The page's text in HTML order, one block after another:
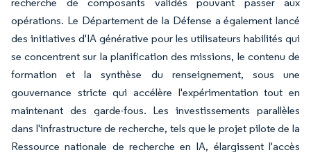
opérations. Le Département de la Défense a également lancé
des initiatives d'IA générative pour les utilisateurs habilités qui
se concentrent sur la planification des missions, le contenu de
formation et la synthèse du renseignement, sous une
gouvernance stricte qui accélère l'expérimentation tout en
maintenant des garde-fous. Les investissements parallèles
dans l'infrastructure de recherche, tels que le projet pilote de la
Ressource nationale de recherche en IA, élargissent l'accès